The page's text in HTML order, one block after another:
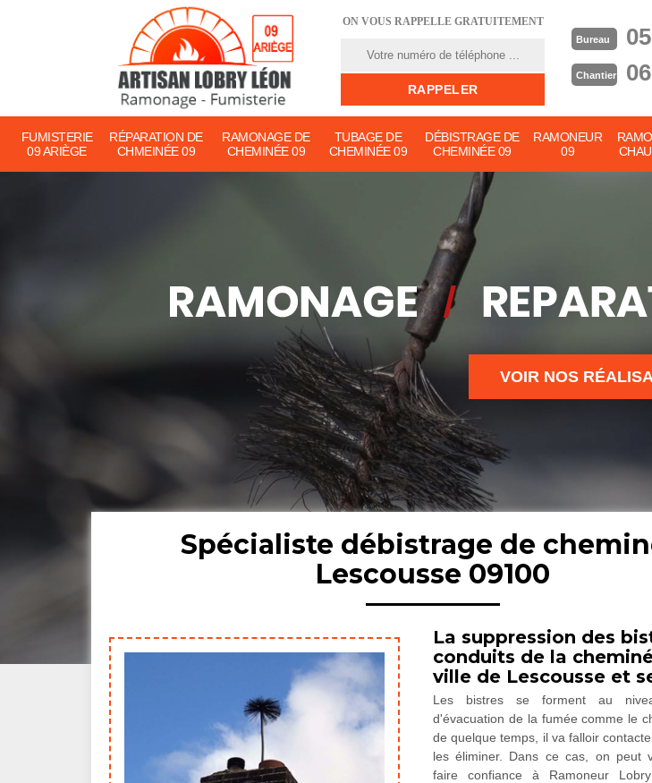
ON VOUS RAPPELLE GRATUITEMENT
Bureau
Chantier
FUMISTERIE
09 ARIÈGE
RÉPARATION DE
CHMEINÉE 09
RAMONAGE DE
CHEMINÉE 09
TUBAGE DE
CHEMINÉE 09
DÉBISTRAGE DE
CHEMINÉE 09
RAMONEUR
09
VOIR NOS
Spécialiste débistrage de
Lescousse 09100
La suppression des
conduits de la
ville de Lescousse et
Les bistres se forment au
d'évacuation de la fumée comme le
de quelque temps, il va falloir
les éliminer. Dans ce cas, on peut
faire confiance à Ramoneur